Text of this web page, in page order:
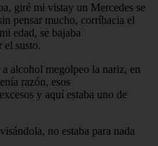
giré mi vistay un Mercedes se
pensar mucho, corríhacia el
edad, se bajaba
el susto.
alcohol megolpeo la nariz, en
razón, esos
y aquí estaba uno de
no estaba para nada